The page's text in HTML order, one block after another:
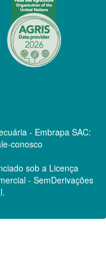
- Embrapa SAC:
conosco
sob a Licença
- SemDerivações